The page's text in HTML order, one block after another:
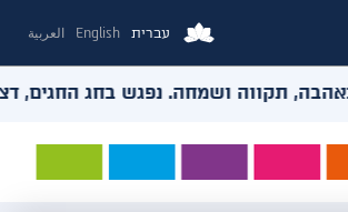
עברית English العربية
תקווה ושמחה. נפגש בחג החגים,